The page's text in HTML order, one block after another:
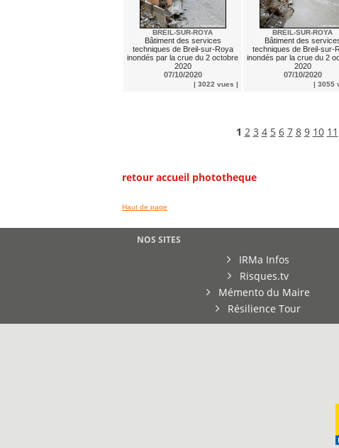
BREIL-SUR-ROYA
Bâtiment des services
techniques de Breil-sur-Roya
inondés par la crue du 2 octobre
2020
07/10/2020
| 3022 vues |
BREIL-SUR-ROYA
Bâtiment des
techniques de Breil-sur-
inondés par la crue du 2
2020
07/10/2020
| 3055
1 2 3 4 5 6 7 8 9 10 11
retour accueil phototheque
Haut de page
NOS SITES
IRMa Infos
Risques.tv
Mémento du Maire
Résilience Tour